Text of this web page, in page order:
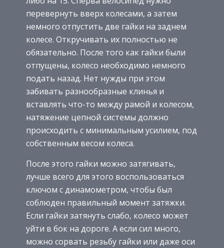
перевернуть вверх колесами, а затем
немного отпустить две гайки на заднем
колесе. Откручивать их полностью не
обязательно. После того как гайки были
отпущены, колесо необходимо немного
подать назад. Нет нужды при этом
забивать разнообразные клинья и
вставлять что-то между рамой и колесом,
натяжение цепной системы должно
происходить с минимальным усилием, под
собственным весом колеса.
После этого гайки можно затягивать,
лучше всего для этого воспользоваться
ключом с динамометром, чтобы был
соблюден правильный момент затяжки.
Если гайки затянуть слабо, колесо может
уйти в бок на дороге. А если сил много,
можно сорвать резьбу гайки или даже оси